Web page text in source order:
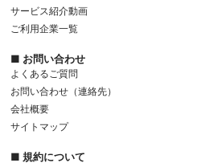
サービス紹介動画
ご利用企業一覧
■ お問い合わせ
よくあるご質問
お問い合わせ（連絡先）
会社概要
サイトマップ
■ 規約について